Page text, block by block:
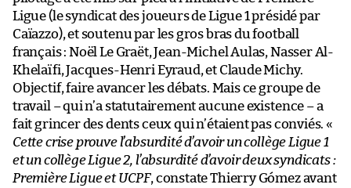
Ligue (le syndicat des joueurs de Ligue 1 présidé par
Caïazzo), et soutenu par les gros bras du football
français : Noël Le Graët, Jean-Michel Aulas, Nasser Al-
Khelaïfi, Jacques-Henri Eyraud, et Claude Michy.
Objectif, faire avancer les débats. Mais ce groupe de
travail – qui n’a statutairement aucune existence – a
fait grincer des dents ceux qui n’étaient pas conviés. «
Cette crise prouve l’absurdité d’avoir un collège Ligue 1
et un collège Ligue 2, l’absurdité d’avoir deux syndicats :
Première Ligue et UCPF, constate Thierry Gómez avant